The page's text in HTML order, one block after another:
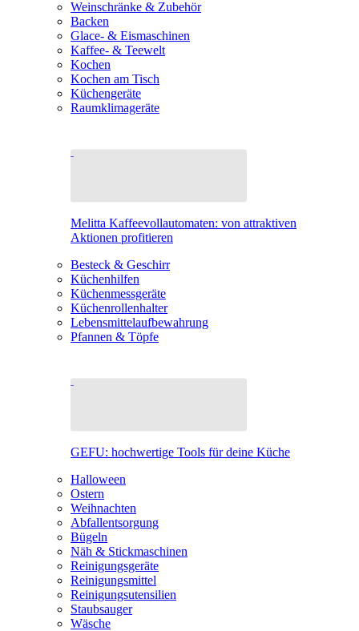
Weinschränke & Zubehör
Backen
Glace- & Eismaschinen
Kaffee- & Teewelt
Kochen
Kochen am Tisch
Küchengeräte
Raumklimageräte
Melitta Kaffeevollautomaten: von attraktiven
Aktionen profitieren
Besteck & Geschirr
Küchenhilfen
Küchenmessgeräte
Küchenrollenhalter
Lebensmittelaufbewahrung
Pfannen & Töpfe
GEFU: hochwertige Tools für deine Küche
Halloween
Ostern
Weihnachten
Abfallentsorgung
Bügeln
Näh & Stickmaschinen
Reinigungsgeräte
Reinigungsmittel
Reinigungsutensilien
Staubsauger
Wäsche